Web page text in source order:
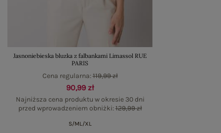
Jasnoniebieska bluzka z falbankami Limassol RUE
PARIS
90,99 zł
Najniższa cena produktu w okresie 30 dni
przed wprowadzeniem obniżki:129,99 zł
Cena regularna:119,99 zł
S/ML/XL